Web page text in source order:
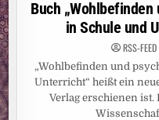
Buch
in Schule und
RSS-FEED
„Wohlbefinden und
Unterricht“ heißt ein
Verlag erschienen ist.